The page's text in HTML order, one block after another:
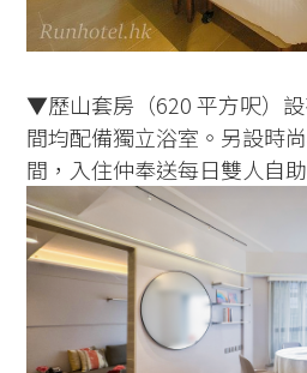
▼歷山套房（620 平方呎）
間均配備獨立浴室。另設時
間，入住仲奉送每日雙人自助